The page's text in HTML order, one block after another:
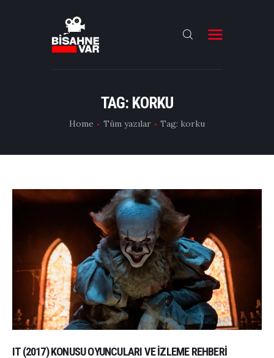
TAG: KORKU
Home Tüm yazılar Tag: korku
DIZILER
IT (2017) KONUSU OYUNCULARI VE İZLEME REHBERI